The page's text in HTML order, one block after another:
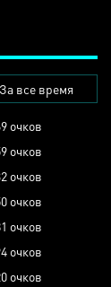
За все время
очков
очков
очков
очков
очков
очков
очков